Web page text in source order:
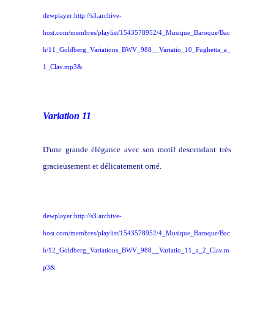
dewplayer:http://s3.archive-
host.com/membres/playlist/1543578952/4_Musique_Baroque/Bac
h/11_Goldberg_Variations_BWV_988__Variatio_10_Fughetta_a_
1_Clav.mp3&
Variation 11
D'une grande élégance avec son motif descendant très
gracieusement et délicatement orné.
dewplayer:http://s3.archive-
host.com/membres/playlist/1543578952/4_Musique_Baroque/Bac
h/12_Goldberg_Variations_BWV_988__Variatio_11_a_2_Clav.m
p3&